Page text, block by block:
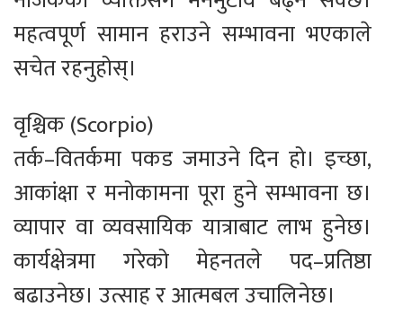
महत्वपूर्ण सामान हराउने सम्भावना भएकाले
सचेत रहनुहोस्।
वृश्चिक (Scorpio)
तर्क–वितर्कमा पकड जमाउने दिन हो। इच्छा,
आकांक्षा र मनोकामना पूरा हुने सम्भावना छ।
व्यापार वा व्यवसायिक यात्राबाट लाभ हुनेछ।
कार्यक्षेत्रमा गरेको मेहनतले पद–प्रतिष्ठा
बढाउनेछ। उत्साह र आत्मबल उचालिनेछ।